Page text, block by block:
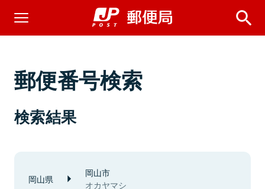
郵便番号検索
検索結果
岡山県 岡山市
オカヤマシ